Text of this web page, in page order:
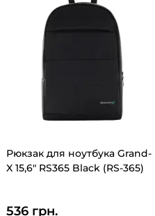
Рюкзак для ноутбука Grand-
X 15,6" RS365 Black (RS-365)
536 грн.